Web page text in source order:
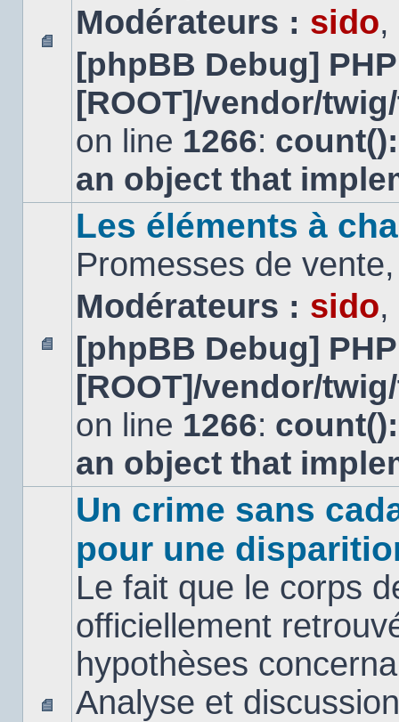
Aucun
message
non
Modérateurs : sido,
[phpBB Debug]
[ROOT]/vendor/
on line 1266:
an object that
Aucun
message
non
Les éléments à
Promesses de
Modérateurs : sido,
[phpBB Debug]
[ROOT]/vendor/
on line 1266:
an object that
Un crime sans
pour une
Le fait que le corps
officiellement
hypothèses
Analyse et